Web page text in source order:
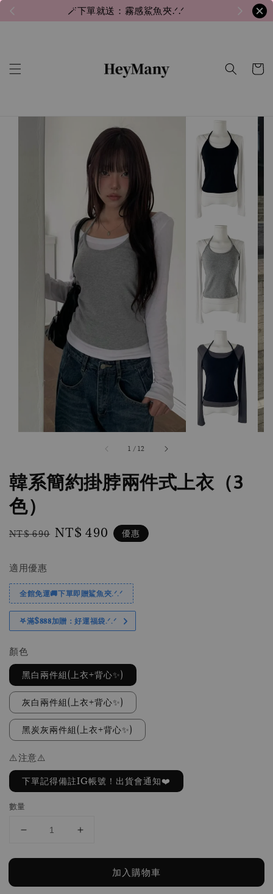
🪄下單就送：霧感鯊魚夾.ᐟ.ᐟ
1 /12
韓系簡約掛脖兩件式上衣（3
色）
Regular
NT$ 690 Sale
NT$ 490 優惠
適用優惠
全館免運🚚下單即贈鯊魚夾.ᐟ.ᐟ
𖤐滿$𝟖𝟖𝟖加贈：好運福袋.ᐟ‪.ᐟ
顏色
黑白兩件組(上衣+背心✨)
灰白兩件組(上衣+背心✨)
黑炭灰兩件組(上衣+背心✨)
⚠️注意⚠️
下單記得備註IG帳號！出貨會通知❤️
數量
加入購物車